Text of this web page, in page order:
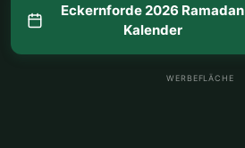
Eckernforde 2026 Ramadan
Kalender
WERBEFLÄCHE